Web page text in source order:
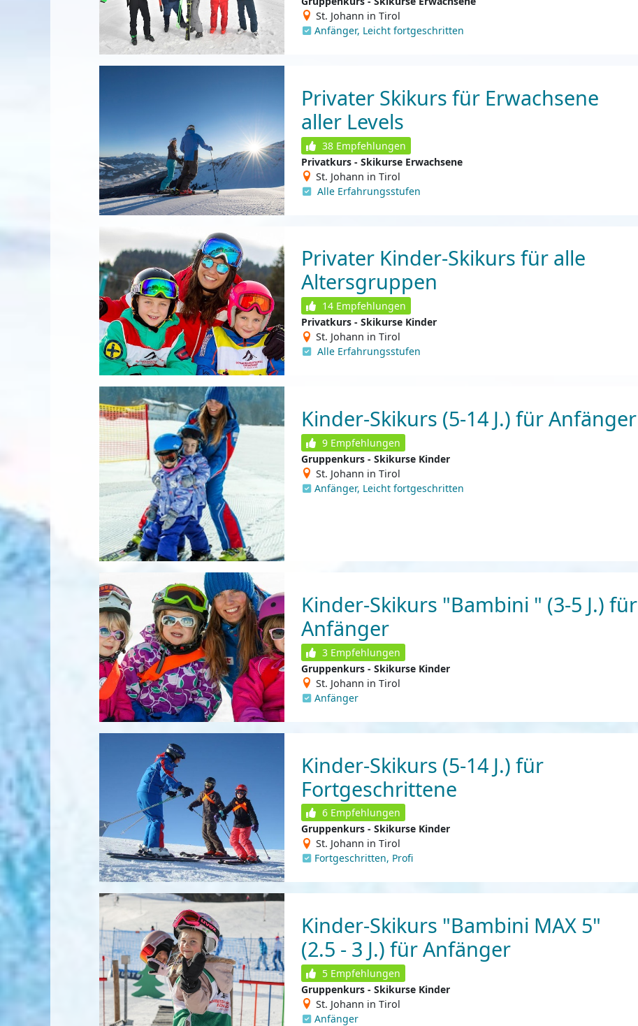
St. Johann in Tirol
Anfänger, Leicht fortgeschritten
Privater Skikurs für Erwachsene
aller Levels
38Empfehlungen
Privatkurs - Skikurse Erwachsene
St. Johann in Tirol
Alle Erfahrungsstufen
Privater Kinder-Skikurs für alle
Altersgruppen
14Empfehlungen
Privatkurs - Skikurse Kinder
St. Johann in Tirol
Alle Erfahrungsstufen
Kinder-Skikurs (5-14 J.) für Anfänger
9Empfehlungen
Gruppenkurs - Skikurse Kinder
St. Johann in Tirol
Anfänger, Leicht fortgeschritten
Kinder-Skikurs "Bambini " (3-5 J.) für
Anfänger
3Empfehlungen
Gruppenkurs - Skikurse Kinder
St. Johann in Tirol
Anfänger
Kinder-Skikurs (5-14 J.) für
Fortgeschrittene
6Empfehlungen
Gruppenkurs - Skikurse Kinder
St. Johann in Tirol
Fortgeschritten, Profi
Kinder-Skikurs "Bambini MAX 5"
(2.5 - 3 J.) für Anfänger
5Empfehlungen
Gruppenkurs - Skikurse Kinder
St. Johann in Tirol
Anfänger